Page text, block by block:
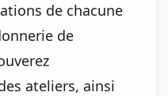
de chacune
de
ateliers, ainsi